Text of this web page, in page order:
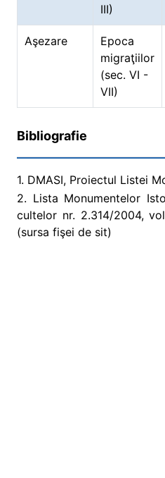
III)
Aşezare
Epoca
migraţiilor
(sec. VI -
VII)
Bibliografie
1. DMASI, Proiectul Listei
2. Lista Monumentelor
cultelor nr. 2.314/2004,
(sursa fişei de sit)